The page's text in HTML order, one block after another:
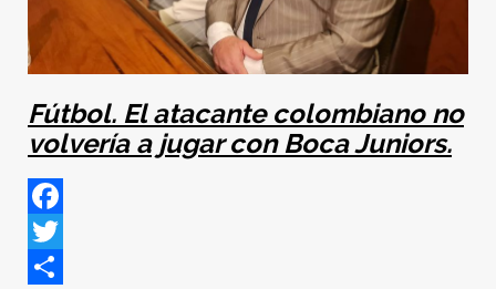
Fútbol. El atacante colombiano no
volvería a jugar con Boca Juniors.
Facebook
Twitter